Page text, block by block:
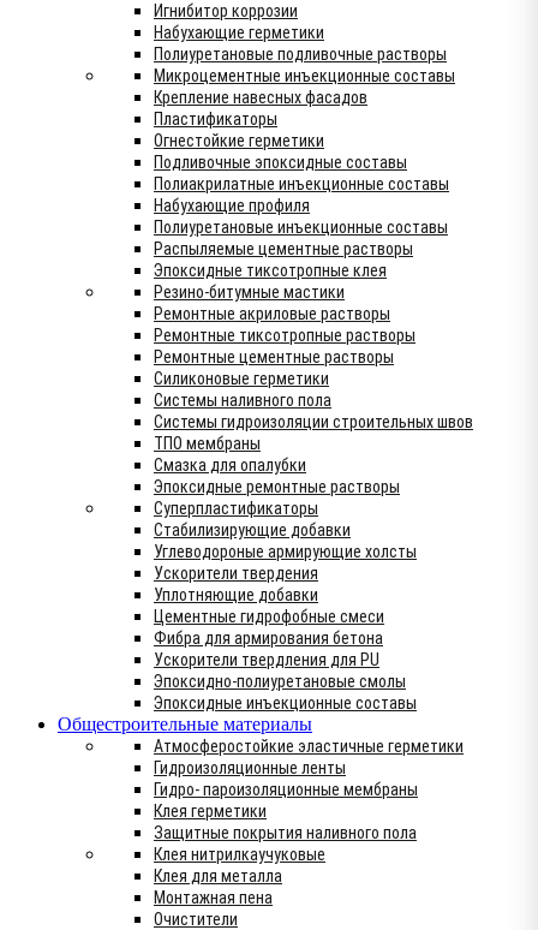
Игнибитор коррозии
Набухающие герметики
Полиуретановые подливочные растворы
Микроцементные инъекционные составы
Крепление навесных фасадов
Пластификаторы
Огнестойкие герметики
Подливочные эпоксидные составы
Полиакрилатные инъекционные составы
Набухающие профиля
Полиуретановые инъекционные составы
Распыляемые цементные растворы
Эпоксидные тиксотропные клея
Резино-битумные мастики
Ремонтные акриловые растворы
Ремонтные тиксотропные растворы
Ремонтные цементные растворы
Силиконовые герметики
Системы наливного пола
Системы гидроизоляции строительных швов
ТПО мембраны
Смазка для опалубки
Эпоксидные ремонтные растворы
Суперпластификаторы
Стабилизирующие добавки
Углеводороные армирующие холсты
Ускорители твердения
Уплотняющие добавки
Цементные гидрофобные смеси
Фибра для армирования бетона
Ускорители твердления для PU
Эпоксидно-полиуретановые смолы
Эпоксидные инъекционные составы
Общестроительные материалы
Атмосферостойкие эластичные герметики
Гидроизоляционные ленты
Гидро- пароизоляционные мембраны
Клея герметики
Защитные покрытия наливного пола
Клея нитрилкаучуковые
Клея для металла
Монтажная пена
Очистители